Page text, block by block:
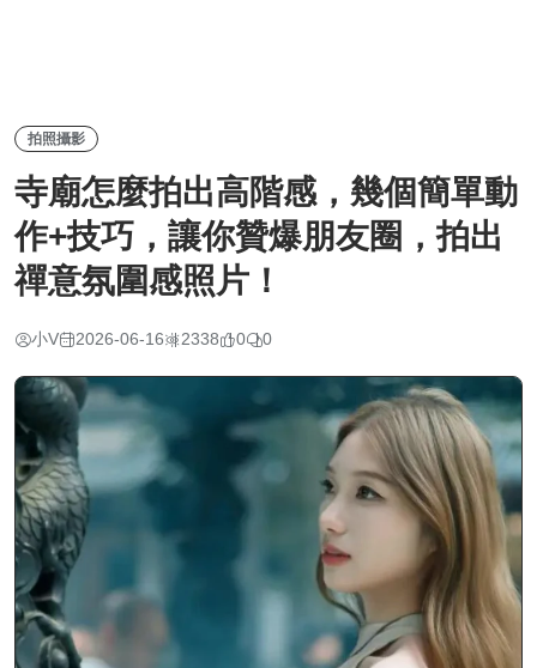
拍照攝影
寺廟怎麼拍出高階感，幾個簡單動
作+技巧，讓你贊爆朋友圈，拍出
禪意氛圍感照片！
小V 2026-06-16 2338 0 0